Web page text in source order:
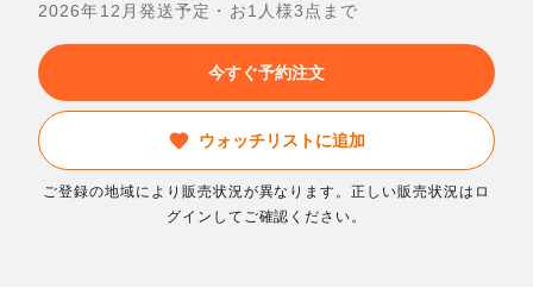
2026年12月発送予定・お1人様3点まで
今すぐ予約注文
ウォッチリストに追加
ご登録の地域により販売状況が異なります。正しい販売状況はロ
グインしてご確認ください。